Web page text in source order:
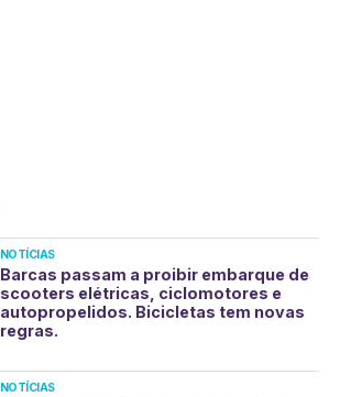
NOTÍCIAS
Barcas passam a proibir embarque de
scooters elétricas, ciclomotores e
autopropelidos. Bicicletas tem novas
regras.
NOTÍCIAS